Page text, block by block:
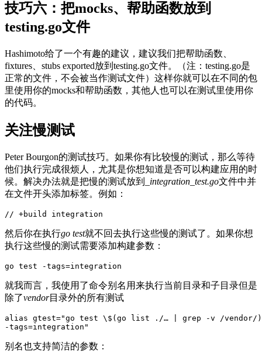
技巧六：把mocks、帮助函数放到
testing.go文件
Hashimoto给了一个有趣的建议，建议我们把帮助函数、
fixtures、stubs exported放到testing.go文件。（注：testing.go是
正常的文件，不会被当作测试文件）这样你就可以在不同的包
里使用你的mocks和帮助函数，其他人也可以在测试里使用你
的代码。
关注慢测试
Peter Bourgon的测试技巧。如果你有比较慢的测试，那么等待
他们执行完成很烦人，尤其是你想知道是否可以构建应用的时
候。解决办法就是把慢的测试放到
_integration_test.go文件中并
在文件开头添加标签。例如：
// +build integration
然后你在执行go test就不回去执行这些慢的测试了。如果你想
执行这些慢的测试需要添加构建参数：
go test -tags=integration
就我而言，我使用了命令别名用来执行当前目录和子目录但是
除了vendor目录外的所有测试
alias gtest="go test \$(go list ./… | grep -v /
-tags=integration"
别名也支持简洁的参数：